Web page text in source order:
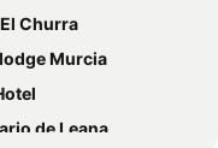
Churra
Murcia
de Leana